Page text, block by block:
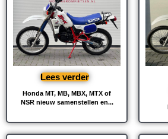
Honda MT, MB, MBX, MTX of
NSR nieuw samenstellen en...
Lees verder